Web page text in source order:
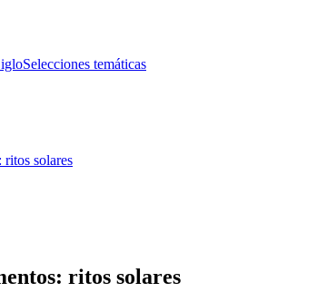
Selecciones temáticas
ritos solares
ritos solares